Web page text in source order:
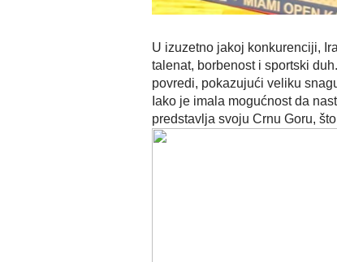
U izuzetno jakoj konkurenciji,
talenat, borbenost i sportski
povredi, pokazujući veliku
Iako je imala mogućnost da
predstavlja svoju Crnu Goru,